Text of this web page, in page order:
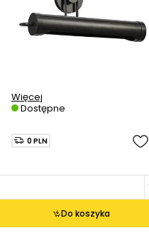
Więcej
Dostępne
Do koszyka
0 PLN